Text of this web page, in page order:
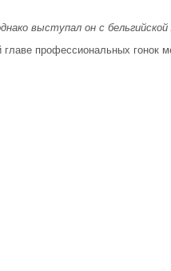
выступал он с бельгийской
профессиональных гонок